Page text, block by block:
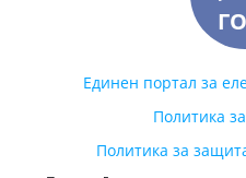
Единен портал за
Политика
Политика за